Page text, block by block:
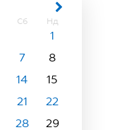
Сб Нд
1
7
8
14
15
21
22
28
29